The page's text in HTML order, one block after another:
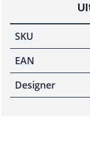
SKU
EAN
Designer